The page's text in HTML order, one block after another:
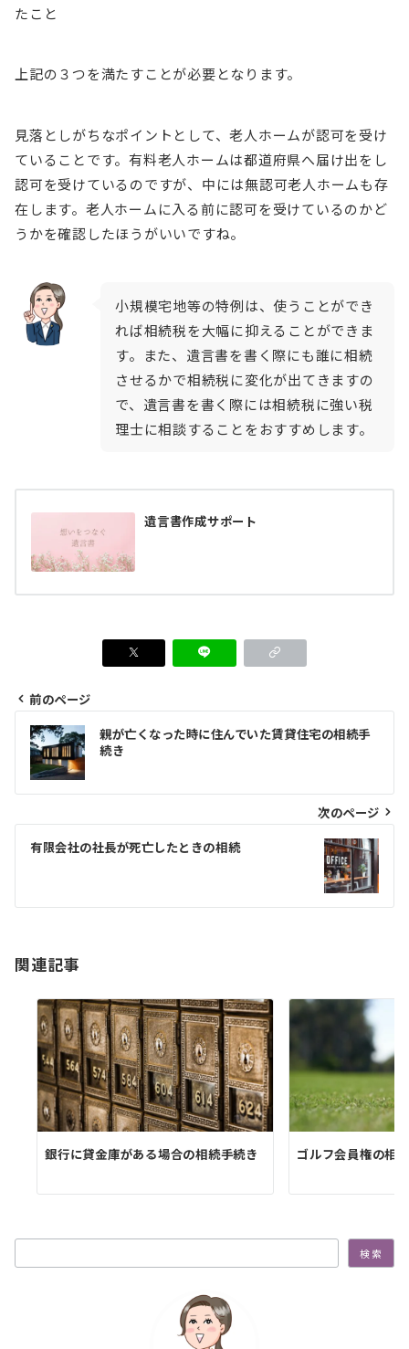
たこと
上記の３つを満たすことが必要となります。
見落としがちなポイントとして、老人ホームが認可を受け
ていることです。有料老人ホームは都道府県へ届け出をし
認可を受けているのですが、中には無認可老人ホームも存
在します。老人ホームに入る前に認可を受けているのかど
うかを確認したほうがいいですね。
小規模宅地等の特例は、使うことができ
れば相続税を大幅に抑えることができま
す。また、遺言書を書く際にも誰に相続
させるかで相続税に変化が出てきますの
で、遺言書を書く際には相続税に強い税
理士に相談することをおすすめします。
遺言書作成サポート
投
稿
ナ
ゲ
ン
前のページ
親が亡くなった時に住んでいた賃貸住宅の相続手
続き
次のページ
有限会社の社長が死亡したときの相続
関連記事
銀行に貸金庫がある場合の相続手続き ゴルフ会員権の相
検索